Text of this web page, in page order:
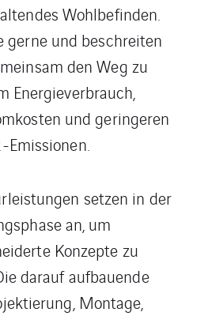
Wohlbefinden.
gerne und beschreiten
den Weg zu
Energieverbrauch,
und geringeren
Emissionen.
setzen in der
an, um
Konzepte zu
darauf aufbauende
Montage,